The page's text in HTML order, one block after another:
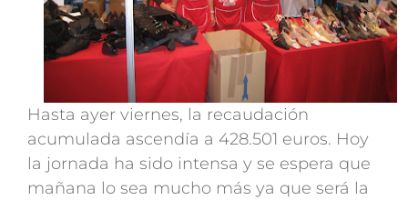
Hasta ayer viernes, la recaudación
acumulada ascendía a 428.501 euros. Hoy
la jornada ha sido intensa y se espera que
mañana lo sea mucho más ya que será la